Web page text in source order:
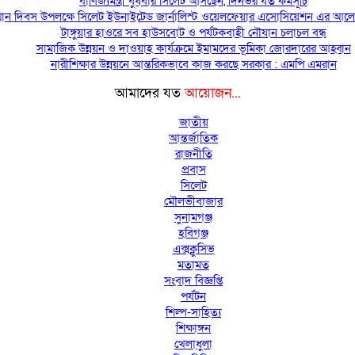
দিবস উপলক্ষে সিলেট ইউনাইটেড জার্নালিস্ট ওয়েলফেয়ার এসোসিয়েশন এর
টাঙ্গুয়ার হাওরে সব হাউসবোট ও পর্যটকবাহী নৌযান চলাচল বন্ধ
সামাজিক উন্নয়ন ও দাওয়াহ কার্যক্রমে ইমামদের ভূমিকা জোরদারের আহ্বান
নারীশিক্ষার উন্নয়নে আন্তরিকভাবে কাজ করছে সরকার : এমপি এমরান
আমাদের যতআয়োজন...
জাতীয়
আন্তর্জাতিক
রাজনীতি
প্রবাস
সিলেট
মৌলভীবাজার
সুনামগঞ্জ
হবিগঞ্জ
এক্সক্লুসিভ
মতামত
সংবাদ বিজ্ঞপ্তি
পর্যটন
শিল্প-সাহিত্য
শিক্ষাঙ্গন
খেলাধুলা